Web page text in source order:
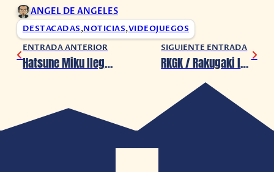
ANGEL DE ANGELES
DESTACADAS,NOTICIAS,VIDEOJUEGOS
ENTRADA ANTERIOR
Hatsune Miku llega a Magic: The Gathering
SIGUIENTE ENTRADA
RKGK / Rakugaki llegará a PC el 22 de mayo